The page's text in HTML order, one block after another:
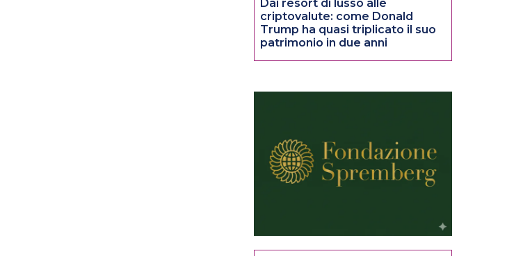
Dai resort di lusso alle
criptovalute: come Donald
Trump ha quasi triplicato il suo
patrimonio in due anni